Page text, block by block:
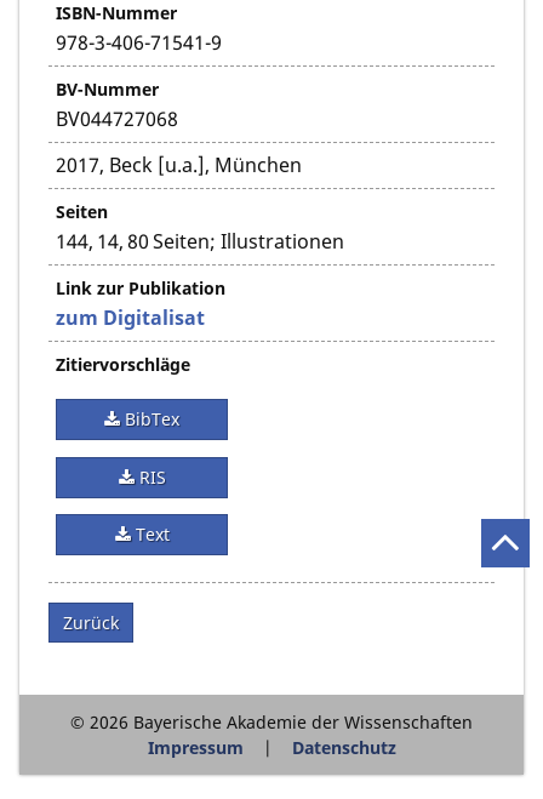
ISBN-Nummer
978-3-406-71541-9
BV-Nummer
BV044727068
2017, Beck [u.a.], München
Seiten
144, 14, 80 Seiten; Illustrationen
Link zur Publikation
zum Digitalisat
Zitiervorschläge
BibTex
RIS
Text
Zurück
© 2026 Bayerische Akademie der Wissenschaften
Impressum
Datenschutz